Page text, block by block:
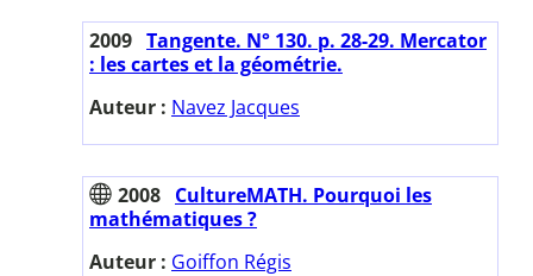
2009 Tangente. N° 130. p. 28-29. Mercator
: les cartes et la géométrie.
Auteur : Navez Jacques
2008 CultureMATH. Pourquoi les
mathématiques ?
Auteur : Goiffon Régis